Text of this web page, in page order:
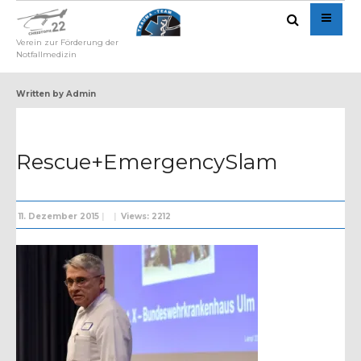
Verein zur Förderung der
Notfallmedizin
Written by Admin
Rescue+EmergencySlam
11. Dezember 2015 | | Views: 2212